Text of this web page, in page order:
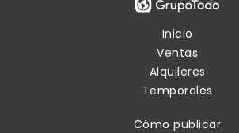
Inicio
Ventas
Alquileres
Temporales
Cómo publicar